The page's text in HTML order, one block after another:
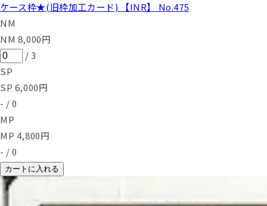
ケース枠★(旧枠加工カード) 【INR】 No.475
NM
NM 8,000円
/3
SP
SP 6,000円
- / 0
MP
MP 4,800円
- / 0
カートに入れる